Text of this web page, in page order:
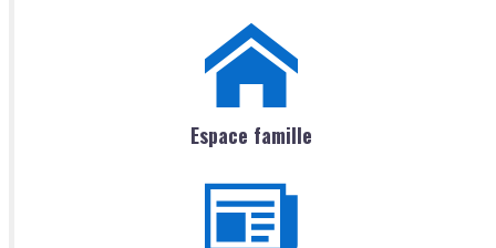
Espace famille